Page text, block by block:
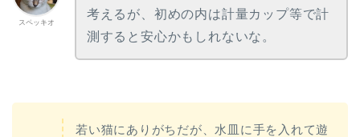
スペッキオ
考えるが、初めの内は計量カップ等で計
測すると安心かもしれないな。
若い猫にありがちだが、水皿に手を入れて遊